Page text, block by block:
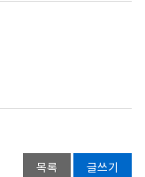
목록 글쓰기